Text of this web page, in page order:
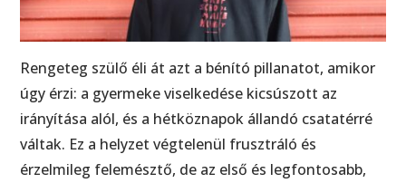
Rengeteg szülő éli át azt a bénító pillanatot, amikor
úgy érzi: a gyermeke viselkedése kicsúszott az
irányítása alól, és a hétköznapok állandó csatatérré
váltak. Ez a helyzet végtelenül frusztráló és
érzelmileg felemésztő, de az első és legfontosabb,